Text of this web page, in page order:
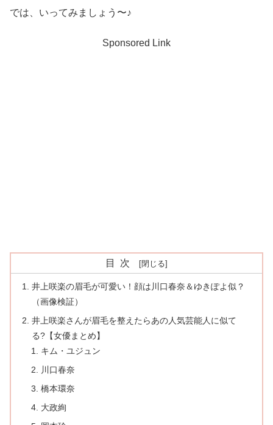
では、いってみましょう〜♪
Sponsored Link
目次
井上咲楽の眉毛が可愛い！顔は川口春奈＆ゆきぽよ似？
（画像検証）
井上咲楽さんが眉毛を整えたらあの人気芸能人に似て
る?【女優まとめ】
キム・ユジュン
川口春奈
橋本環奈
大政絢